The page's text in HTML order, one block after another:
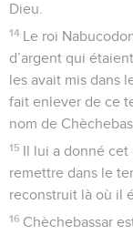
Dieu.
14 Le roi
d’argent qui
les avait mis dans
fait enlever de ce
nom de
15 Il lui a donné cet
remettre dans le
reconstruit là où il
16 Chèchebassar